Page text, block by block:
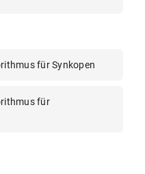
für Synkopen
für